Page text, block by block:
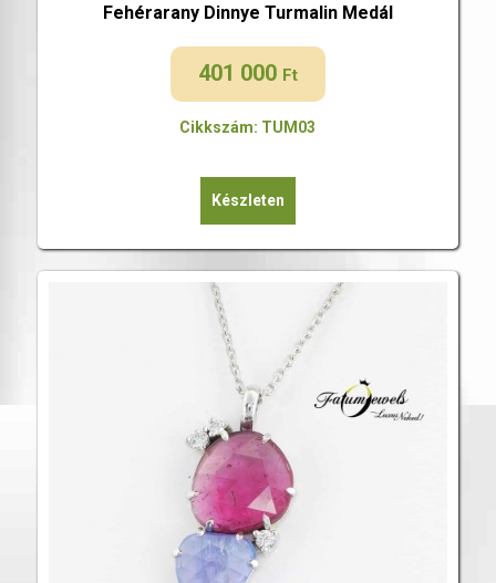
Fehérarany Dinnye Turmalin Medál
401 000 Ft
Cikkszám: TUM03
Készleten